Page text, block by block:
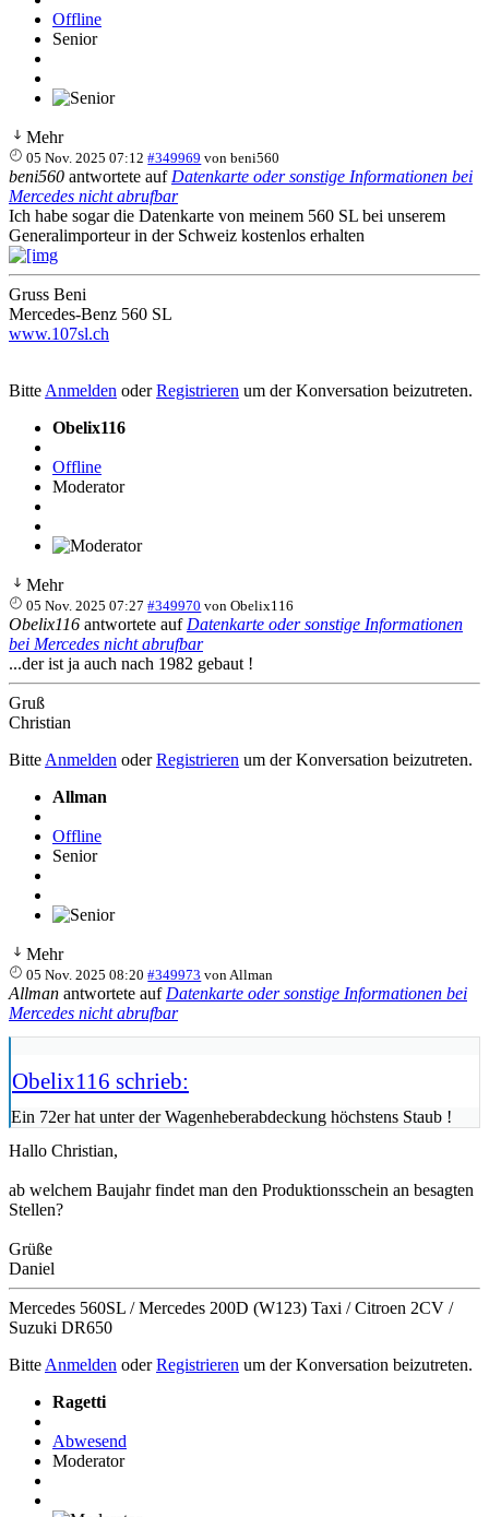
Offline
Senior
Mehr
05 Nov. 2025 07:12 #349969 vonbeni560
beni560 antwortete auf Datenkarte oder sonstige Informationen bei
Mercedes nicht abrufbar
Ich habe sogar die Datenkarte von meinem 560 SL bei unserem
Generalimporteur in der Schweiz kostenlos erhalten
Gruss Beni
Mercedes-Benz 560 SL
www.107sl.ch
Bitte Anmelden oderRegistrieren um der Konversation beizutreten.
Obelix116
Offline
Moderator
Mehr
05 Nov. 2025 07:27 #349970 vonObelix116
Obelix116 antwortete auf Datenkarte oder sonstige Informationen
bei Mercedes nicht abrufbar
...der ist ja auch nach 1982 gebaut !
Gruß
Christian
Bitte Anmelden oderRegistrieren um der Konversation beizutreten.
Allman
Offline
Senior
Mehr
05 Nov. 2025 08:20 #349973 von Allman
Allman antwortete auf Datenkarte oder sonstige Informationen bei
Mercedes nicht abrufbar
Obelix116 schrieb:
Ein 72er hat unter der Wagenheberabdeckung höchstens Staub !
Hallo Christian,
ab welchem Baujahr findet man den Produktionsschein an besagten
Stellen?
Grüße
Daniel
Mercedes 560SL / Mercedes 200D (W123) Taxi / Citroen 2CV /
Suzuki DR650
Bitte Anmelden oderRegistrieren um der Konversation beizutreten.
Ragetti
Abwesend
Moderator